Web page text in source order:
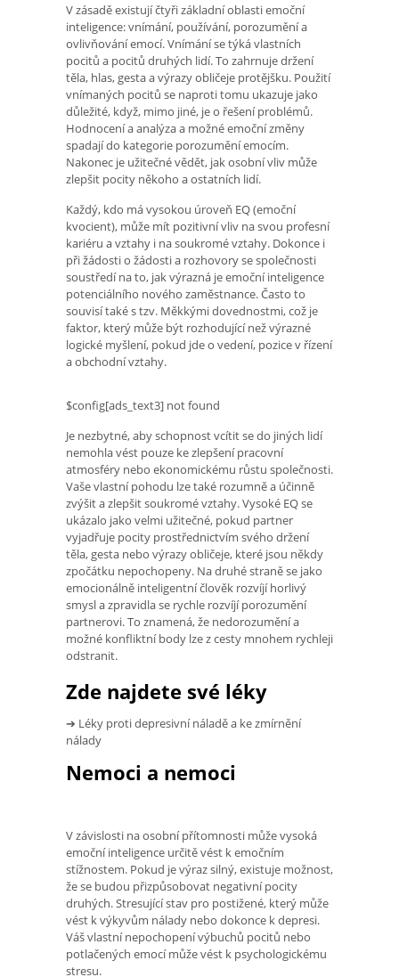
V zásadě existují čtyři základní oblasti emoční
inteligence: vnímání, používání, porozumění a
ovlivňování emocí. Vnímání se týká vlastních
pocitů a pocitů druhých lidí. To zahrnuje držení
těla, hlas, gesta a výrazy obličeje protějšku. Použití
vnímaných pocitů se naproti tomu ukazuje jako
důležité, když, mimo jiné, je o řešení problémů.
Hodnocení a analýza a možné emoční změny
spadají do kategorie porozumění emocím.
Nakonec je užitečné vědět, jak osobní vliv může
zlepšit pocity někoho a ostatních lidí.
Každý, kdo má vysokou úroveň EQ (emoční
kvocient), může mít pozitivní vliv na svou profesní
kariéru a vztahy i na soukromé vztahy. Dokonce i
při žádosti o žádosti a rozhovory se společnosti
soustředí na to, jak výrazná je emoční inteligence
potenciálního nového zaměstnance. Často to
souvisí také s tzv. Měkkými dovednostmi, což je
faktor, který může být rozhodující než výrazné
logické myšlení, pokud jde o vedení, pozice v řízení
a obchodní vztahy.
$config[ads_text3] not found
Je nezbytné, aby schopnost vcítit se do jiných lidí
nemohla vést pouze ke zlepšení pracovní
atmosféry nebo ekonomickému růstu společnosti.
Vaše vlastní pohodu lze také rozumně a účinně
zvýšit a zlepšit soukromé vztahy. Vysoké EQ se
ukázalo jako velmi užitečné, pokud partner
vyjadřuje pocity prostřednictvím svého držení
těla, gesta nebo výrazy obličeje, které jsou někdy
zpočátku nepochopeny. Na druhé straně se jako
emocionálně inteligentní člověk rozvíjí horlivý
smysl a zpravidla se rychle rozvíjí porozumění
partnerovi. To znamená, že nedorozumění a
možné konfliktní body lze z cesty mnohem rychleji
odstranit.
Zde najdete své léky
➔ Léky proti depresivní náladě a ke zmírnění
nálady
Nemoci a nemoci
V závislosti na osobní přítomnosti může vysoká
emoční inteligence určitě vést k emočním
stížnostem. Pokud je výraz silný, existuje možnost,
že se budou přizpůsobovat negativní pocity
druhých. Stresující stav pro postižené, který může
vést k výkyvům nálady nebo dokonce k depresi.
Váš vlastní nepochopení výbuchů pocitů nebo
potlačených emocí může vést k psychologickému
stresu.